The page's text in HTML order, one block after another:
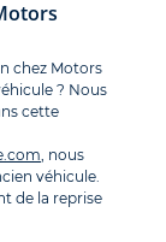
chez Motors
? Nous
cette
, nous
véhicule.
de la reprise